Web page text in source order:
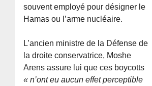
souvent employé pour désigner le
Hamas ou l’arme nucléaire.
L’ancien ministre de la Défense de
la droite conservatrice, Moshe
Arens assure lui que ces boycotts
« n’ont eu aucun effet perceptible